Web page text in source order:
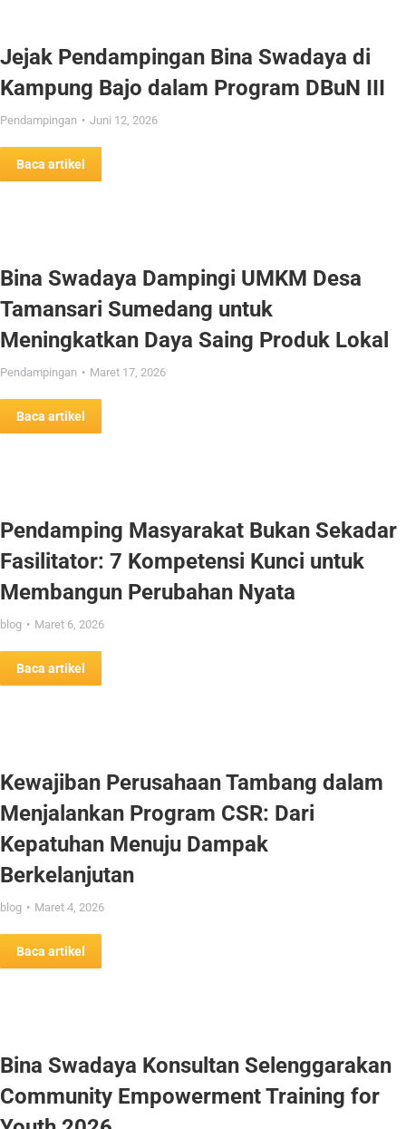
Jejak Pendampingan Bina Swadaya di
Kampung Bajo dalam Program DBuN III
Pendampingan Juni 12, 2026
Baca artikel
Bina Swadaya Dampingi UMKM Desa
Tamansari Sumedang untuk
Meningkatkan Daya Saing Produk Lokal
Pendampingan Maret 17, 2026
Baca artikel
Pendamping Masyarakat Bukan Sekadar
Fasilitator: 7 Kompetensi Kunci untuk
Membangun Perubahan Nyata
blog Maret 6, 2026
Baca artikel
Kewajiban Perusahaan Tambang dalam
Menjalankan Program CSR: Dari
Kepatuhan Menuju Dampak
Berkelanjutan
blog Maret 4, 2026
Baca artikel
Bina Swadaya Konsultan Selenggarakan
Community Empowerment Training for